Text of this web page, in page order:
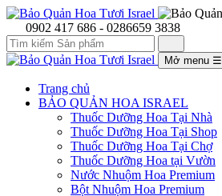
0902 417 686 - 0286659 3838
Mở menu ☰
Trang chủ
BẢO QUẢN HOA ISRAEL
Thuốc Dưỡng Hoa Tại Nhà
Thuốc Dưỡng Hoa Tại Shop
Thuốc Dưỡng Hoa Tại Chợ
Thuốc Dưỡng Hoa tại Vườn
Nước Nhuộm Hoa Premium
Bột Nhuộm Hoa Premium